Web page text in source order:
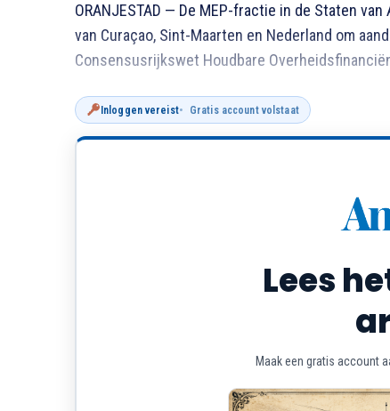
ORANJESTAD — De MEP-fractie in de Staten
van Curaçao, Sint-Maarten en Nederland om
Consensusrijkswet Houdbare
Inloggen vereist Gratis account volstaat
Lees
Maak een gratis account